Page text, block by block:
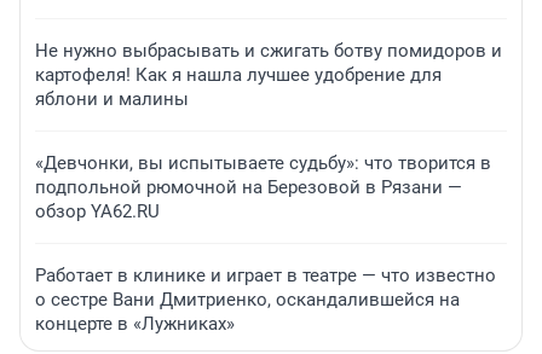
Не нужно выбрасывать и сжигать ботву помидоров и
картофеля! Как я нашла лучшее удобрение для
яблони и малины
«Девчонки, вы испытываете судьбу»: что творится в
подпольной рюмочной на Березовой в Рязани —
обзор YA62.RU
Работает в клинике и играет в театре — что известно
о сестре Вани Дмитриенко, оскандалившейся на
концерте в «Лужниках»